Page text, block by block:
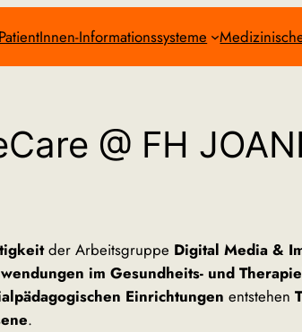
PatientInnen-Informationssysteme
@ FH
der Arbeitsgruppe Digital Media &
im Gesundheits- und
Einrichtungen entstehen
.